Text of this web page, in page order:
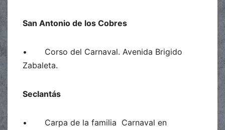
San Antonio de los Cobres
• Corso del Carnaval. Avenida Brigido
Zabaleta.
Seclantás
• Carpa de la familia Carnaval en